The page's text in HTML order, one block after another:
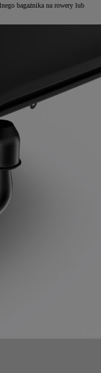
bagażnika na rowery lub